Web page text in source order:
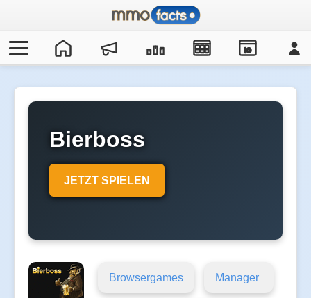
IO
Bierboss
JETZT SPIELEN
Browsergames Manager